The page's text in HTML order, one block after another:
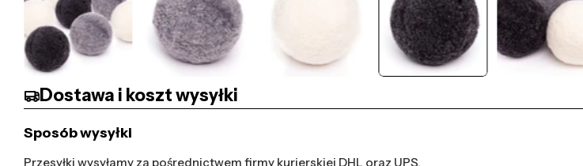
Dostawa i koszt wysyłki
Sposób wysyłki
Przesyłki wysyłamy za pośrednictwem firmy kurierskiej DHL oraz UPS.